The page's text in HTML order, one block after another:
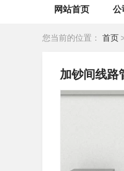
网站首页 公
您当前的位置： 首页
加钞间线路